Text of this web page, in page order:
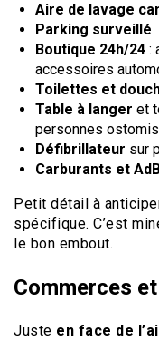
Aire de lavage
Parking surveillé
Boutique 24h/24 :
accessoires
Toilettes et
Table à langer et
personnes
Défibrillateur sur
Carburants et
Petit détail à
spécifique. C’est
le bon embout.
Commerces
Juste en face de